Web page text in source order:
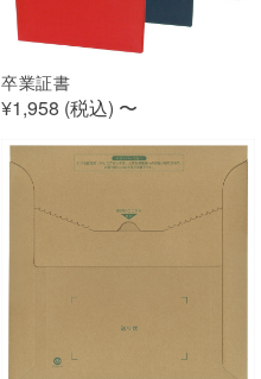
卒業証書
¥1,958 (税込) 〜